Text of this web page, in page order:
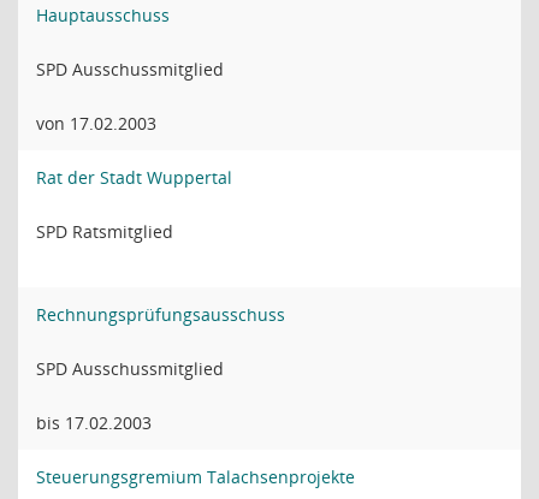
Hauptausschuss
SPD Ausschussmitglied
von 17.02.2003
Rat der Stadt Wuppertal
SPD Ratsmitglied
Rechnungsprüfungsausschuss
SPD Ausschussmitglied
bis 17.02.2003
Steuerungsgremium Talachsenprojekte